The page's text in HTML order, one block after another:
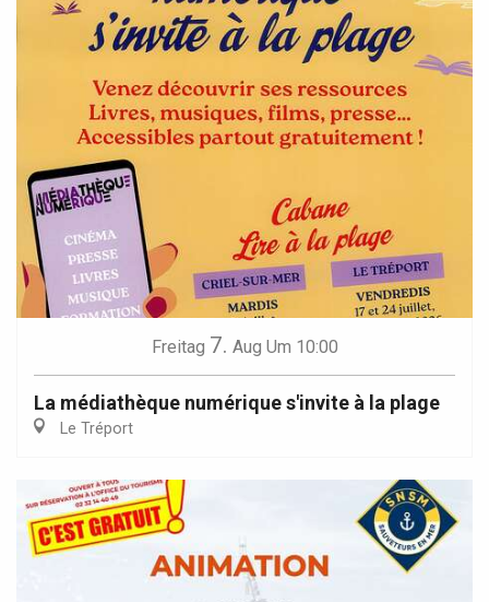
Freitag 7. Aug Um 10:00
La médiathèque numérique s'invite à la plage
Le Tréport